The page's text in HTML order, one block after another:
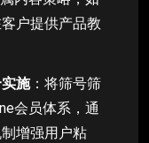
户提供产品教
施：将筛号筛
会员体系，通
增强用户粘